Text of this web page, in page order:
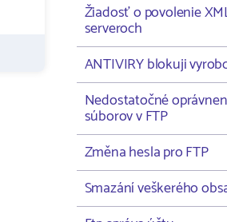
Žiadosť o povolenie
serveroch
ANTIVIRY blokuji
Nedostatočné
súborov v FTP
Změna hesla pro FTP
Smazání veškerého